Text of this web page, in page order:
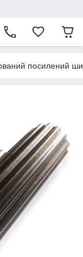
посилений